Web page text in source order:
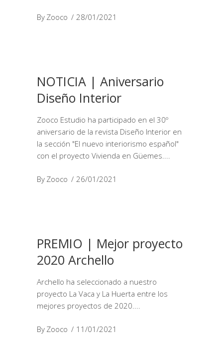
By Zooco 28/01/2021
NOTICIA | Aniversario
Diseño Interior
Zooco Estudio ha participado en el 30º
aniversario de la revista Diseño Interior en
la sección "El nuevo interiorismo español"
con el proyecto Vivienda en Güemes.
By Zooco 26/01/2021
PREMIO | Mejor proyecto
2020 Archello
Archello ha seleccionado a nuestro
proyecto La Vaca y La Huerta entre los
mejores proyectos de 2020.
By Zooco 11/01/2021